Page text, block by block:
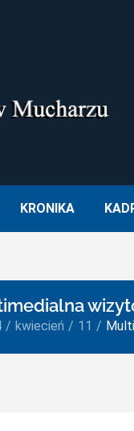
KRONIKA
kwiecień 11